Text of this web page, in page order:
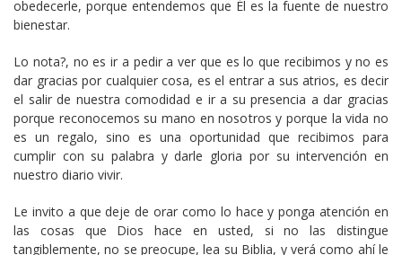
obedecerle, porque entendemos que Él es la fuente de nuestro
bienestar.
Lo nota?, no es ir a pedir a ver que es lo que recibimos y no es
dar gracias por cualquier cosa, es el entrar a sus atrios, es decir
el salir de nuestra comodidad e ir a su presencia a dar gracias
porque reconocemos su mano en nosotros y porque la vida no
es un regalo, sino es una oportunidad que recibimos para
cumplir con su palabra y darle gloria por su intervención en
nuestro diario vivir.
Le invito a que deje de orar como lo hace y ponga atención en
las cosas que Dios hace en usted, si no las distingue
tangiblemente, no se preocupe, lea su Biblia, y verá como ahí le